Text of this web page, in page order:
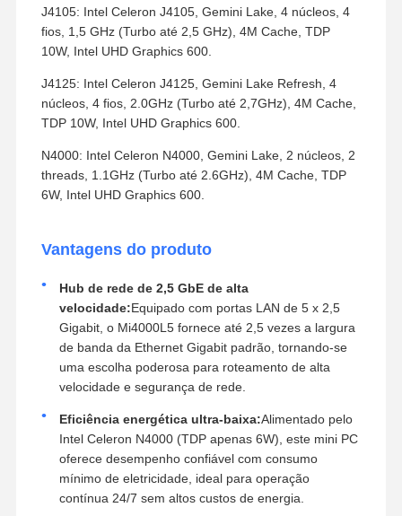
J4105: Intel Celeron J4105, Gemini Lake, 4 núcleos, 4
fios, 1,5 GHz (Turbo até 2,5 GHz), 4M Cache, TDP
10W, Intel UHD Graphics 600.
J4125: Intel Celeron J4125, Gemini Lake Refresh, 4
núcleos, 4 fios, 2.0GHz (Turbo até 2,7GHz), 4M Cache,
TDP 10W, Intel UHD Graphics 600.
N4000: Intel Celeron N4000, Gemini Lake, 2 núcleos, 2
threads, 1.1GHz (Turbo até 2.6GHz), 4M Cache, TDP
6W, Intel UHD Graphics 600.
Vantagens do produto
Hub de rede de 2,5 GbE de alta
velocidade:Equipado com portas LAN de 5 x 2,5
Gigabit, o Mi4000L5 fornece até 2,5 vezes a largura
de banda da Ethernet Gigabit padrão, tornando-se
uma escolha poderosa para roteamento de alta
velocidade e segurança de rede.
Eficiência energética ultra-baixa:Alimentado pelo
Intel Celeron N4000 (TDP apenas 6W), este mini PC
oferece desempenho confiável com consumo
mínimo de eletricidade, ideal para operação
contínua 24/7 sem altos custos de energia.